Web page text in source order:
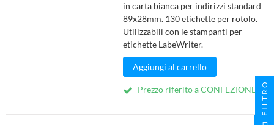
in carta bianca per indirizzi standard
89x28mm. 130 etichette per rotolo.
Utilizzabili con le stampanti per
etichette LabeWriter.
Aggiungi al carrello
Prezzo riferito a CONFEZIONE FILTRO